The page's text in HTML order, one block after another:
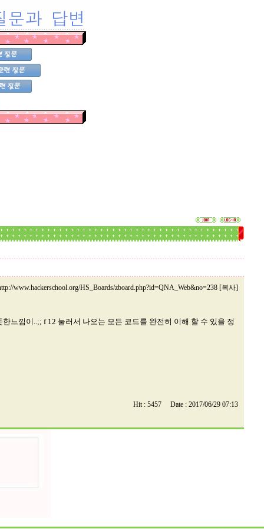
www.hackerschool.org/HS_Boards/zboard.php?id=QNA_Web&no=238 [복사]
느낌이..;; f 12 눌러서 나오는 모든 코드를 완전히 이해 할 수 있을 정
Hit : 5457 Date : 2017/06/29 07:13